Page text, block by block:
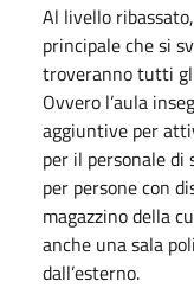
Al livello
principale che si
troveranno tutti
Ovvero l’aula
aggiuntive per
per il personale di
per persone con
magazzino della
anche una sala
dall’esterno.